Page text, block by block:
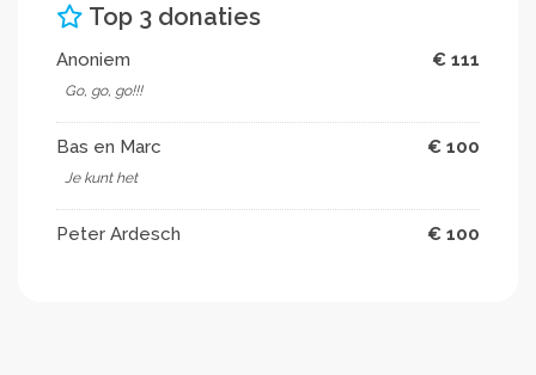
Top 3 donaties
Anoniem € 111
Go, go, go!!!
Bas en Marc € 100
Je kunt het
Peter Ardesch € 100